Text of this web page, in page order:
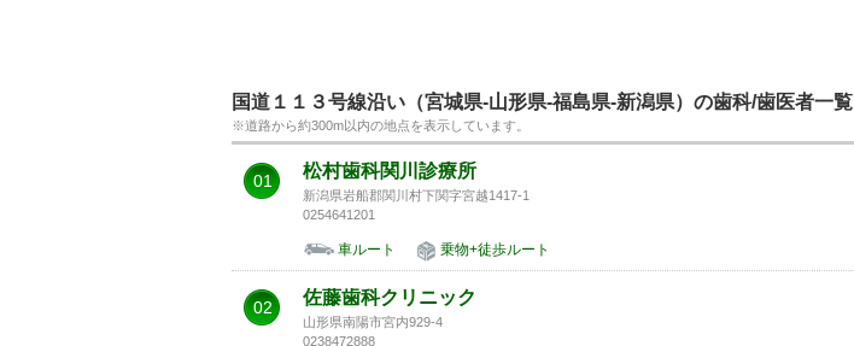
国道１１３号線沿い（宮城県-山形県-福島県-新潟県）の歯科/歯医者一覧
※道路から約300m以内の地点を表示しています。
01 松村歯科関川診療所
新潟県岩船郡関川村下関字宮越1417-1
0254641201
車ルート 乗物+徒歩ルート
02 佐藤歯科クリニック
山形県南陽市宮内929-4
0238472888